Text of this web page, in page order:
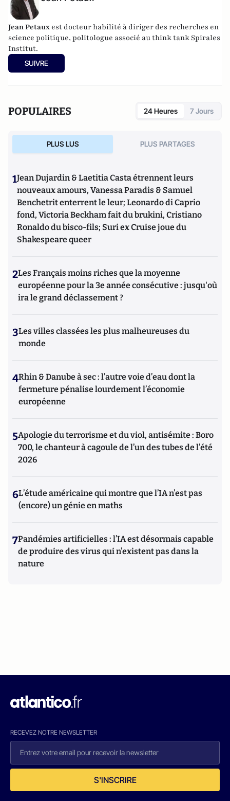
Jean Petaux est docteur habilité à diriger des recherches en
science politique, politologue associé au think tank Spirales
Institut.
SUIVRE
POPULAIRES 24 Heures 7 Jours
PLUS LUS PLUS PARTAGES
1Jean Dujardin & Laetitia Casta étrennent leurs
nouveaux amours, Vanessa Paradis & Samuel
Benchetrit enterrent le leur; Leonardo di Caprio
fond, Victoria Beckham fait du brukini, Cristiano
Ronaldo du bisco-fils; Suri ex Cruise joue du
Shakespeare queer
2Les Français moins riches que la moyenne
européenne pour la 3e année consécutive : jusqu'où
ira le grand déclassement ?
3Les villes classées les plus malheureuses du
monde
4Rhin & Danube à sec : l’autre voie d’eau dont la
fermeture pénalise lourdement l’économie
européenne
5Apologie du terrorisme et du viol, antisémite : Boro
700, le chanteur à cagoule de l’un des tubes de l’été
2026
6L’étude américaine qui montre que l’IA n’est pas
(encore) un génie en maths
7Pandémies artificielles : l’IA est désormais capable
de produire des virus qui n’existent pas dans la
nature
RECEVEZ NOTRE NEWSLETTER
S'INSCRIRE